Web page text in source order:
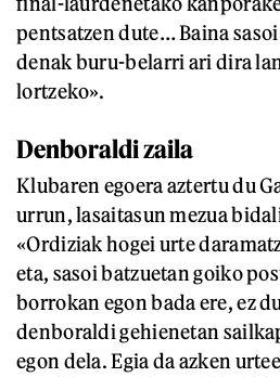
pentsatzen dute… Baina
denak buru-belarri ari dira
lortzeko».
Denboraldi zaila
Klubaren egoera aztertu du
urrun, lasaitasun mezua
«Ordiziak hogei urte
eta, sasoi batzuetan goiko
borrokan egon bada ere, ez
denboraldi gehienetan
egon dela. Egia da azken